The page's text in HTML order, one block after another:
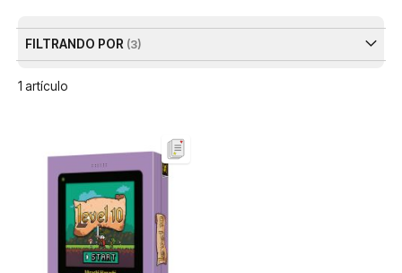
1 artículo
FILTRANDO POR